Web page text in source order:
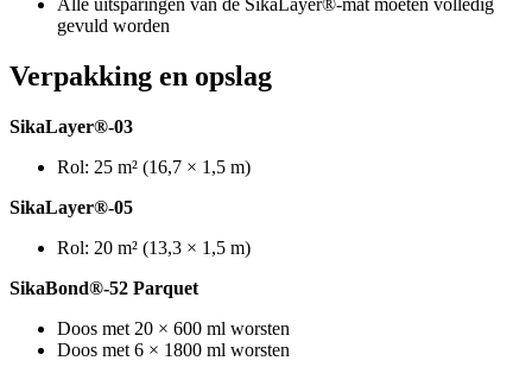
Alle uitsparingen van de SikaLayer®-mat moeten volledig
gevuld worden
Verpakking en opslag
SikaLayer®-03
Rol: 25 m² (16,7 × 1,5 m)
SikaLayer®-05
Rol: 20 m² (13,3 × 1,5 m)
SikaBond®-52 Parquet
Doos met 20 × 600 ml worsten
Doos met 6 × 1800 ml worsten